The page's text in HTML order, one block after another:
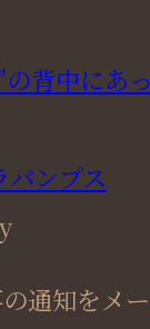
の背中にあ
パンプス
通知をメー